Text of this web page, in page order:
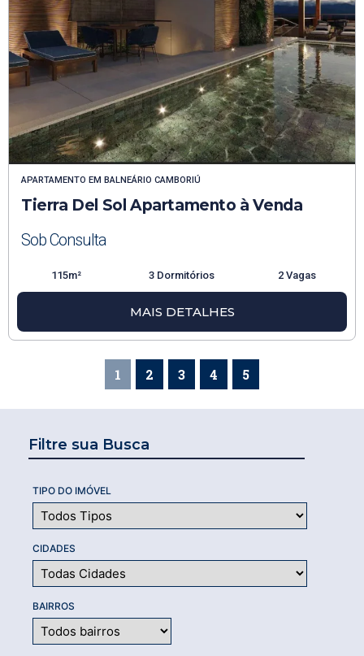
Filtre sua Busca
TIPO DO IMÓVEL
CIDADES
BAIRROS
APARTAMENTO EM BALNEÁRIO CAMBORIÚ
Tierra Del Sol Apartamento à Venda
Sob Consulta
115m² 3 Dormitórios 2 Vagas
MAIS DETALHES
1 2 3 4 5